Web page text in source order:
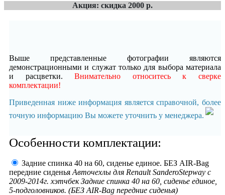
Акция: скидка 2000 р.
Выше представленные фотографии являются
демонстрационными и служат только для выбора материала
и расцветки.Внимательно относитесь к сверке
комплектации!
Приведенная ниже информация является справочной, более
точную информацию Вы можете уточнить у менеджера.
Особенности комплектации:
Задние спинка 40 на 60, сиденье единое. БЕЗ AIR-Bag
передние сиденья Авточехлы для Renault SanderoStepway с
2009-2014г. хэтчбек Задние спинка 40 на 60, сиденье единое,
5-подголовников. (БЕЗ AIR-Bag передние сиденья)